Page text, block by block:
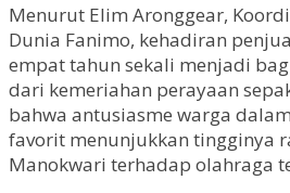
Menurut Elim Aronggear,
Dunia Fanimo, kehadiran
empat tahun sekali menjadi
dari kemeriahan perayaan
bahwa antusiasme warga
favorit menunjukkan tingginya
Manokwari terhadap olahraga